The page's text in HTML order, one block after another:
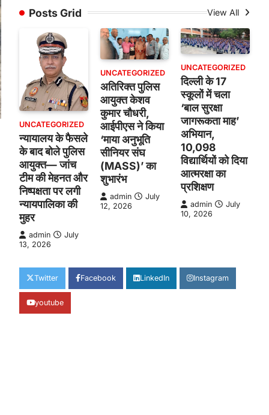
Posts Grid View All
UNCATEGORIZED
न्यायालय के फैसले
के बाद बोले पुलिस
आयुक्त— जांच
टीम की मेहनत और
निष्पक्षता पर लगी
न्यायपालिका की
मुहर
admin
July
13, 2026
UNCATEGORIZED
अतिरिक्त पुलिस
आयुक्त केशव
कुमार चौधरी,
आईपीएस ने किया
‘माया अनुभूति
सीनियर संघ
(MASS)’ का
शुभारंभ
admin
July
12, 2026
UNCATEGORIZED
दिल्ली के 17
स्कूलों में चला
‘बाल सुरक्षा
जागरूकता माह’
अभियान,
10,098
विद्यार्थियों को दिया
आत्मरक्षा का
प्रशिक्षण
admin
July
10, 2026
Twitter Facebook LinkedIn Instagram
youtube